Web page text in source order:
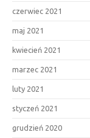
czerwiec 2021
maj 2021
kwiecień 2021
marzec 2021
luty 2021
styczeń 2021
grudzień 2020